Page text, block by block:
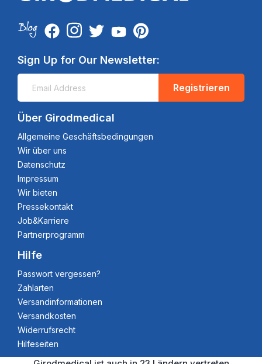
Sign Up for Our Newsletter:
Registrieren
Über Girodmedical
Allgemeine Geschäftsbedingungen
Wir über uns
Datenschutz
Impressum
Wir bieten
Pressekontakt
Job&Karriere
Partnerprogramm
Hilfe
Passwort vergessen?
Zahlarten
Versandinformationen
Versandkosten
Widerrufsrecht
Hilfeseiten